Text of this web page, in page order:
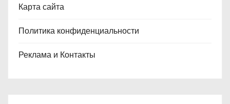
Карта сайта
Политика конфиденциальности
Реклама и Контакты